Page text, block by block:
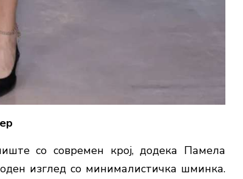
со современ крој, додека Памела
изглед со минималистичка шминка.